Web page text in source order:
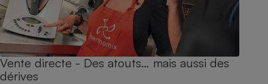
Vente directe - Des atouts… mais aussi des
dérives